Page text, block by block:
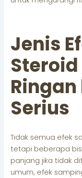
Jenis
Serius
Tidak semua efek
tetapi beberapa
panjang jika tidak
umum, efek